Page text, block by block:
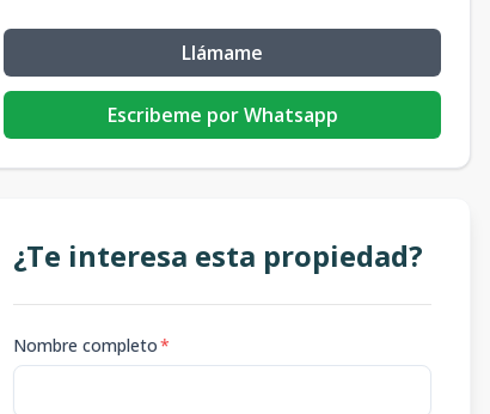
Llámame
Escribeme por Whatsapp
¿Te interesa esta propiedad?
Nombre completo*